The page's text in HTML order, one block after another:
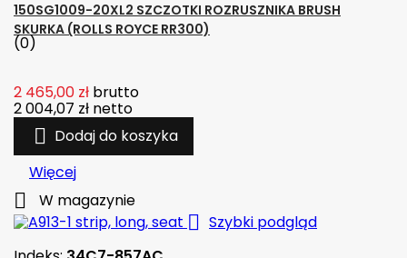
150SG1009-20XL2 SZCZOTKI ROZRUSZNIKA BRUSH
SKURKA (ROLLS ROYCE RR300)
(0)
2 465,00 zł brutto
2 004,07 zł netto
 Dodaj do koszyka
Więcej
 W magazynie
 Szybki podgląd